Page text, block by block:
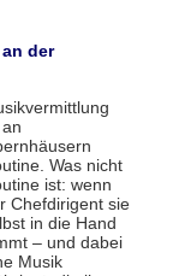
der
Was nicht
ist: wenn
Chefdirigent sie
in die Hand
– und dabei
Musik